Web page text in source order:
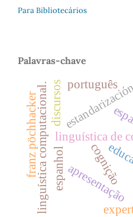
Para Bibliotecários
Palavras-chave
linguística de
linguística computacional. apresentação
cognição
português
espanhol
franz pöchhacker discursos